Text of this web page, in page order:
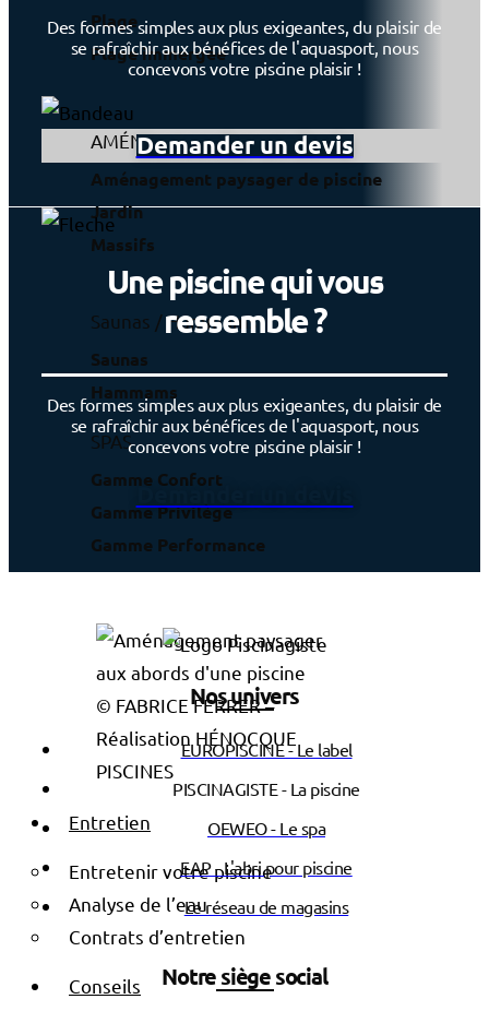
Plage
Plage immergée
AMÉNAGEMENT PAYSAGER
Aménagement paysager de piscine
Jardin
Massifs
Saunas / Hammams
Saunas
Hammams
SPAS
Gamme Confort
Gamme Privilège
Gamme Performance
© FABRICE FERRER –
Réalisation HÉNOCQUE
PISCINES
Entretien
Entretenir votre piscine
Analyse de l’eau
Contrats d’entretien
Conseils
Des formes simples aux plus exigeantes, du plaisir de
se rafraîchir aux bénéfices de l'aquasport, nous
concevons votre piscine plaisir !
Demander un devis
Une piscine qui vous
ressemble ?
Des formes simples aux plus exigeantes, du plaisir de
se rafraîchir aux bénéfices de l'aquasport, nous
concevons votre piscine plaisir !
Demander un devis
Nos univers
EUROPISCINE - Le label
PISCINAGISTE - La piscine
OEWEO - Le spa
EAP - L'abri pour piscine
Le réseau de magasins
Notre siège social